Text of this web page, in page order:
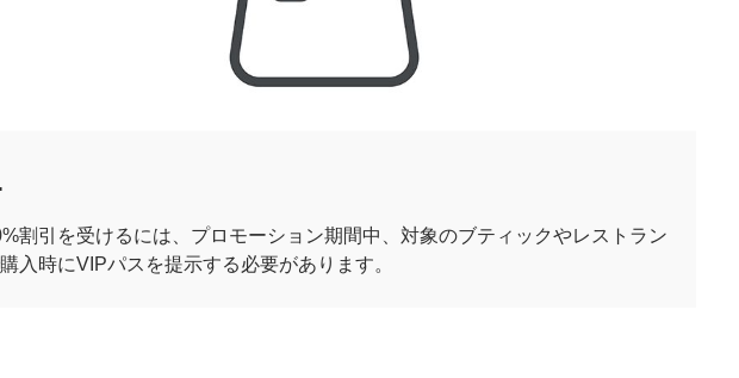
割引を受けるには、プロモーション期間中、対象のブティックやレストラン
入時にVIPパスを提示する必要があります。